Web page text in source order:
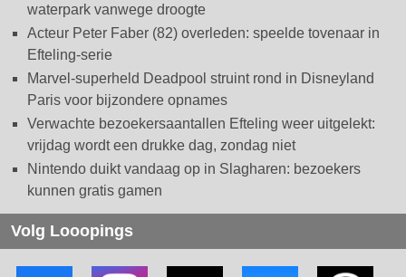
waterpark vanwege droogte
Acteur Peter Faber (82) overleden: speelde tovenaar in
Efteling-serie
Marvel-superheld Deadpool struint rond in Disneyland
Paris voor bijzondere opnames
Verwachte bezoekersaantallen Efteling weer uitgelekt:
vrijdag wordt een drukke dag, zondag niet
Nintendo duikt vandaag op in Slagharen: bezoekers
kunnen gratis gamen
Volg Looopings